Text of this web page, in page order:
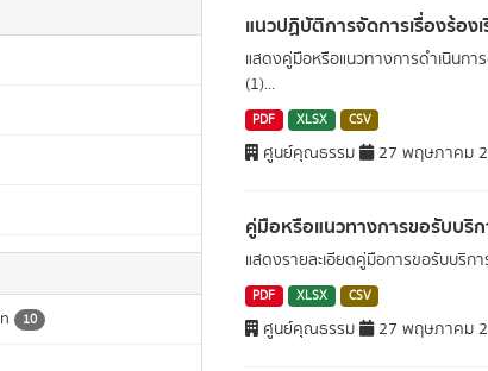
10
แนวปฏิบัติการจัดการเรื่องร้อ
แสดงคู่มือหรือแนวทางการดำเนินกา
(1)...
PDF XLSX CSV
ศูนย์คุณธรรม 27 พฤษภาคม
คู่มือหรือแนวทางการขอรับบริ
แสดงรายละเอียดคู่มือการขอรับบริ
PDF XLSX CSV
ศูนย์คุณธรรม 27 พฤษภาคม